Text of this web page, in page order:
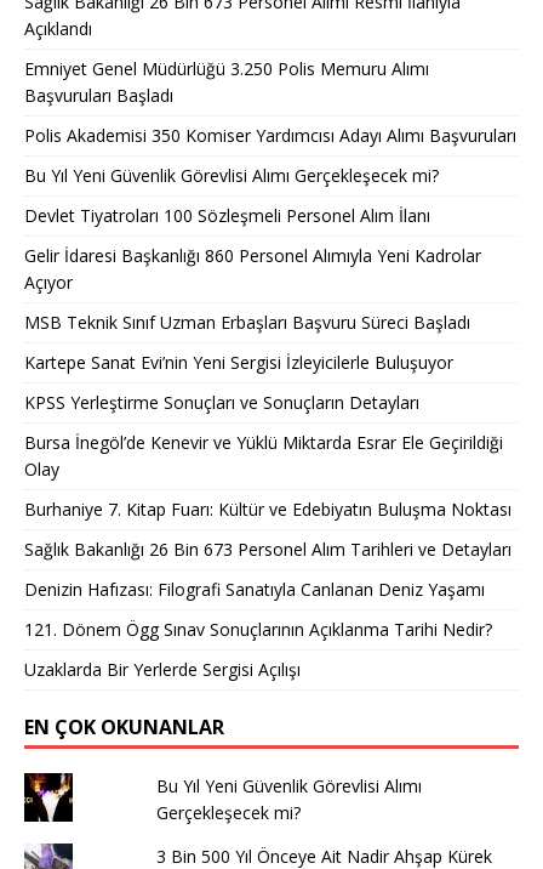
Açıklandı
Emniyet Genel Müdürlüğü 3.250 Polis Memuru Alımı
Başvuruları Başladı
Polis Akademisi 350 Komiser Yardımcısı Adayı Alımı Başvuruları
Bu Yıl Yeni Güvenlik Görevlisi Alımı Gerçekleşecek mi?
Devlet Tiyatroları 100 Sözleşmeli Personel Alım İlanı
Gelir İdaresi Başkanlığı 860 Personel Alımıyla Yeni Kadrolar
Açıyor
MSB Teknik Sınıf Uzman Erbaşları Başvuru Süreci Başladı
Kartepe Sanat Evi’nin Yeni Sergisi İzleyicilerle Buluşuyor
KPSS Yerleştirme Sonuçları ve Sonuçların Detayları
Bursa İnegöl’de Kenevir ve Yüklü Miktarda Esrar Ele Geçirildiği
Olay
Burhaniye 7. Kitap Fuarı: Kültür ve Edebiyatın Buluşma Noktası
Sağlık Bakanlığı 26 Bin 673 Personel Alım Tarihleri ve Detayları
Denizin Hafızası: Filografi Sanatıyla Canlanan Deniz Yaşamı
121. Dönem Ögg Sınav Sonuçlarının Açıklanma Tarihi Nedir?
Uzaklarda Bir Yerlerde Sergisi Açılışı
EN ÇOK OKUNANLAR
Bu Yıl Yeni Güvenlik Görevlisi Alımı
Gerçekleşecek mi?
3 Bin 500 Yıl Önceye Ait Nadir Ahşap Kürek